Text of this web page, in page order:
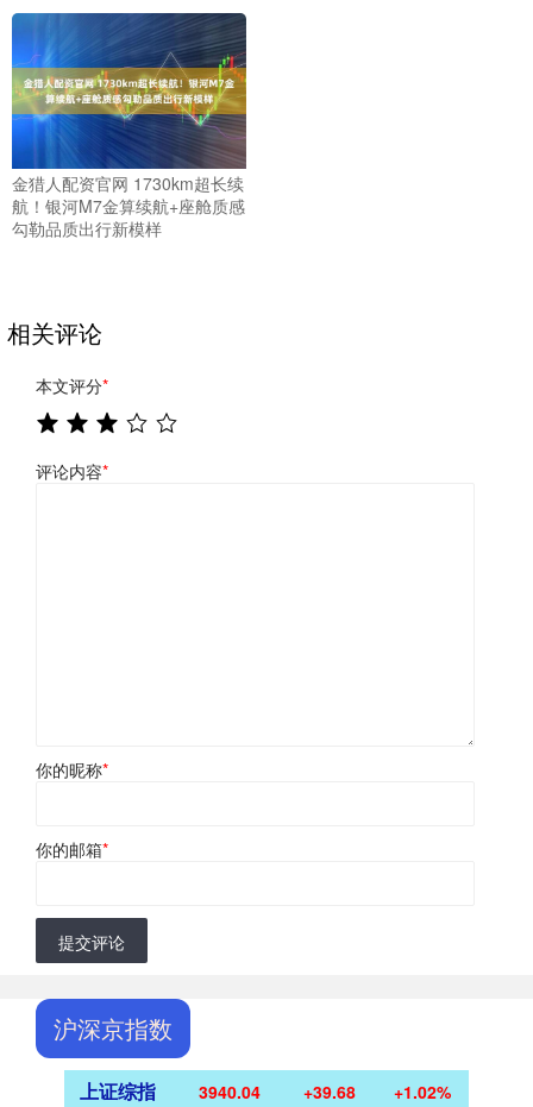
金猎人配资官网 1730km超长续
航！银河M7金算续航+座舱质感
勾勒品质出行新模样
相关评论
本文评分*
评论内容*
你的昵称*
你的邮箱*
提交评论
沪深京指数
上证综指 3940.04 +39.68 +1.02%